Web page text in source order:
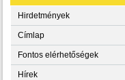
Hirdetmények
Címlap
Fontos elérhetőségek
Hírek